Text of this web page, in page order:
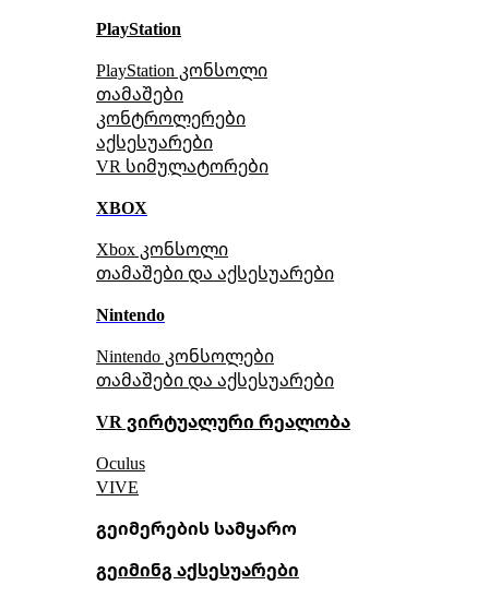
PlayStation
PlayStation კონსოლი
თამაშები
კონტროლერები
აქსესუარები
VR სიმულატორები
XBOX
Xbox კონსოლი
თამაშები და აქსესუარები
Nintendo
Nintendo კონსოლები
თამაშები და აქსესუარები
VR ვირტუალური რეალობა
Oculus
VIVE
გეიმერების სამყარო
გეიმინგ აქსესუარები